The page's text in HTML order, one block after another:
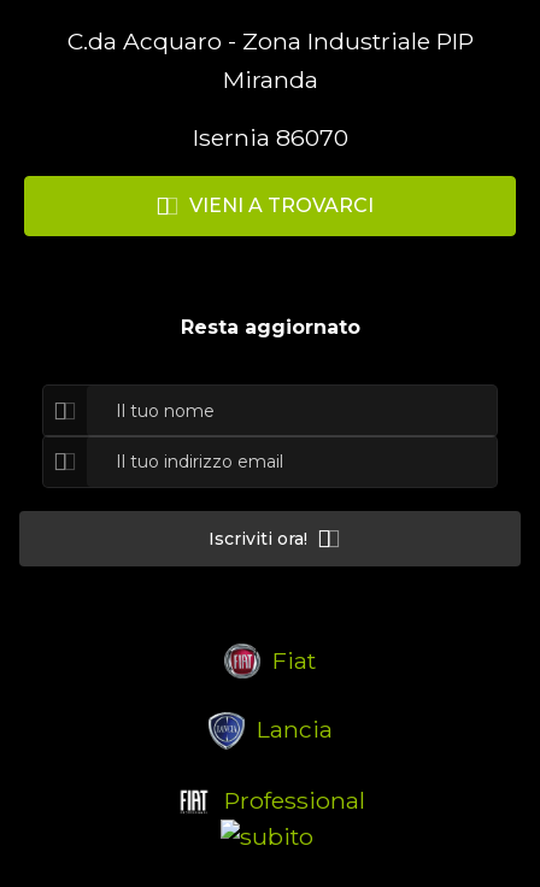
C.da Acquaro - Zona Industriale PIP
Miranda
Isernia 86070
VIENI A TROVARCI
Resta aggiornato
Iscriviti ora!
Fiat
Lancia
Professional